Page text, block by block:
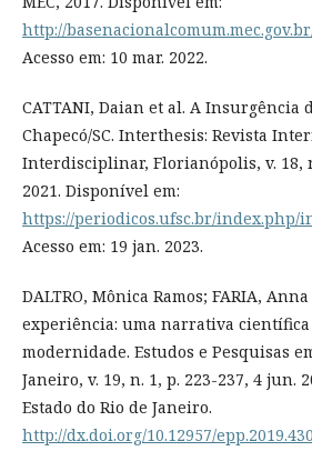
http://
Acesso em: 10 mar. 2022.
CATTANI, Daian et al. A Insurgência
Chapecó/SC. Interthesis: Revista
Interdisciplinar, Florianópolis, v. 18,
2021. Disponível em:
https://periodicos.ufsc.br/index.php/
Acesso em: 19 jan. 2023.
DALTRO, Mônica Ramos; FARIA,
experiência: uma narrativa científica
modernidade. Estudos e Pesquisas
Janeiro, v. 19, n. 1, p. 223-237, 4 jun.
Estado do Rio de Janeiro.
http://dx.doi.org/10.12957/